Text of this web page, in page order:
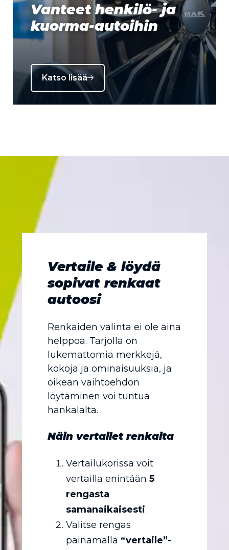
Vanteet henkilö- ja
kuorma-autoihin
Katso lisää
Vertaile & löydä
sopivat renkaat
autoosi
Renkaiden valinta ei ole aina
helppoa. Tarjolla on
lukemattomia merkkejä,
kokoja ja ominaisuuksia, ja
oikean vaihtoehdon
löytäminen voi tuntua
hankalalta.
Näin vertailet renkaita
Vertailukorissa voit
vertailla enintään 5
rengasta
samanaikaisesti.
Valitse rengas
painamalla “vertaile”-